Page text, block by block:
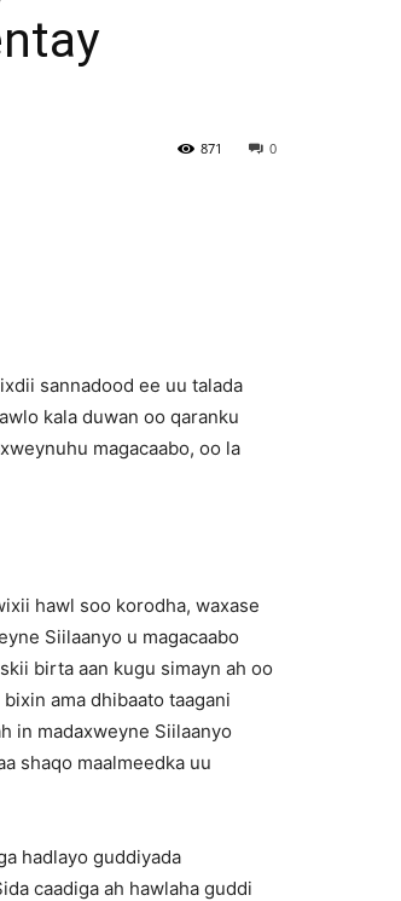
Newspaper
0
871
sannadood ee uu talada
kala duwan oo qaranku
magacaabo, oo la
hawl soo korodha, waxase
Siilaanyo u magacaabo
birta aan kugu simayn ah oo
ama dhibaato taagani
in madaxweyne Siilaanyo
shaqo maalmeedka uu
hadlayo guddiyada
caadiga ah hawlaha guddi